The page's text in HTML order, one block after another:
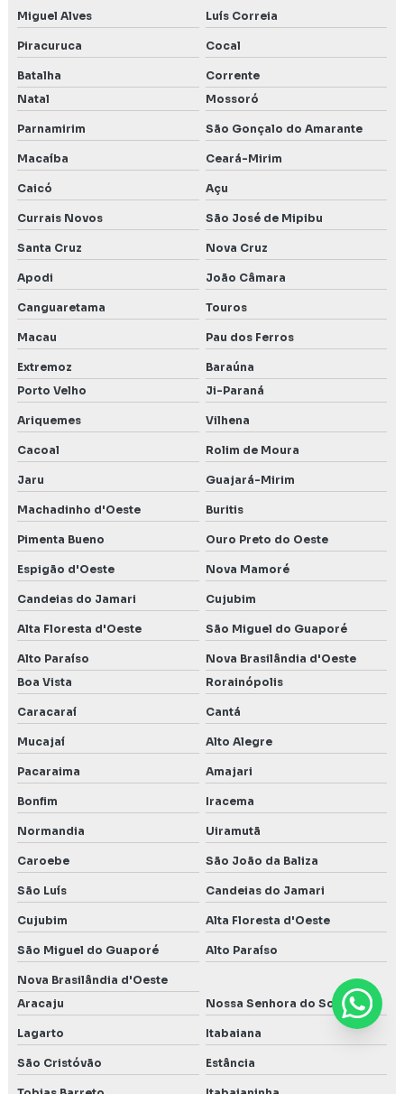
Miguel Alves Luís Correia
Piracuruca Cocal
Batalha
Corrente
Natal
Mossoró
Parnamirim São Gonçalo do Amarante
Macaíba Ceará-Mirim
Caicó Açu
Currais Novos São José de Mipibu
Santa Cruz Nova Cruz
Apodi João Câmara
Canguaretama Touros
Macau Pau dos Ferros
Extremoz
Baraúna
Porto Velho
Ji-Paraná
Ariquemes Vilhena
Cacoal Rolim de Moura
Jaru Guajará-Mirim
Machadinho d'Oeste Buritis
Pimenta Bueno Ouro Preto do Oeste
Espigão d'Oeste Nova Mamoré
Candeias do Jamari Cujubim
Alta Floresta d'Oeste São Miguel do Guaporé
Alto Paraíso
Nova Brasilândia d'Oeste
Boa Vista
Rorainópolis
Caracaraí Cantá
Mucajaí Alto Alegre
Pacaraima Amajari
Bonfim Iracema
Normandia Uiramutã
Caroebe São João da Baliza
São Luís Candeias do Jamari
Cujubim Alta Floresta d'Oeste
São Miguel do Guaporé Alto Paraíso
Nova Brasilândia d'Oeste
Aracaju
Nossa Senhora do Socorro
Lagarto Itabaiana
São Cristóvão Estância